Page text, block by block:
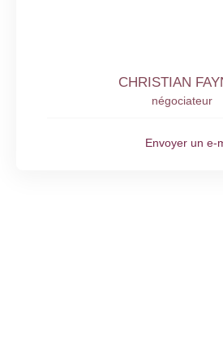
CHRISTIAN
négociateur
Envoyer un e-